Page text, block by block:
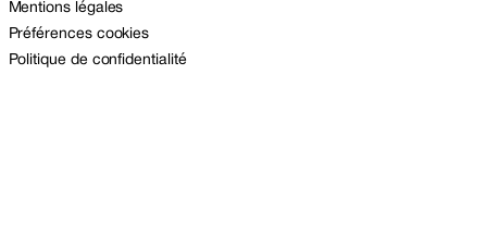
Mentions légales
Préférences cookies
Politique de confidentialité